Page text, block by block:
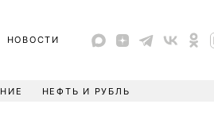
НОВОСТИ
НЕФТЬ И РУБЛЬ